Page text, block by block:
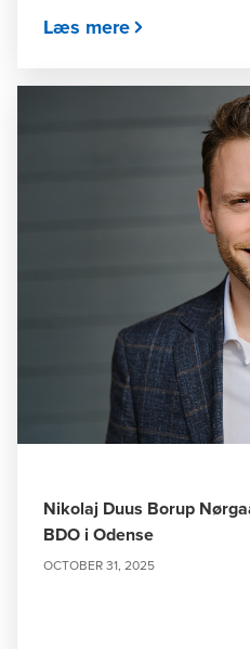
Læs mere
Nikolaj Duus Borup
BDO i Odense
OCTOBER 31, 2025